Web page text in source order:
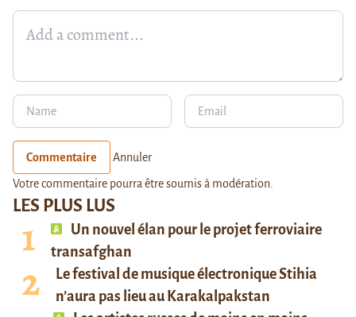
LES PLUS LUS
Un nouvel élan pour le projet ferroviaire
transafghan
Le festival de musique électronique Stihia
n’aura pas lieu au Karakalpakstan
Commentaire Annuler
Votre commentaire pourra être soumis à modération.